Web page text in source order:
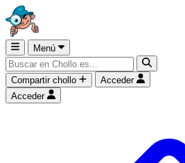
Menú
Compartir chollo
Acceder
Acceder